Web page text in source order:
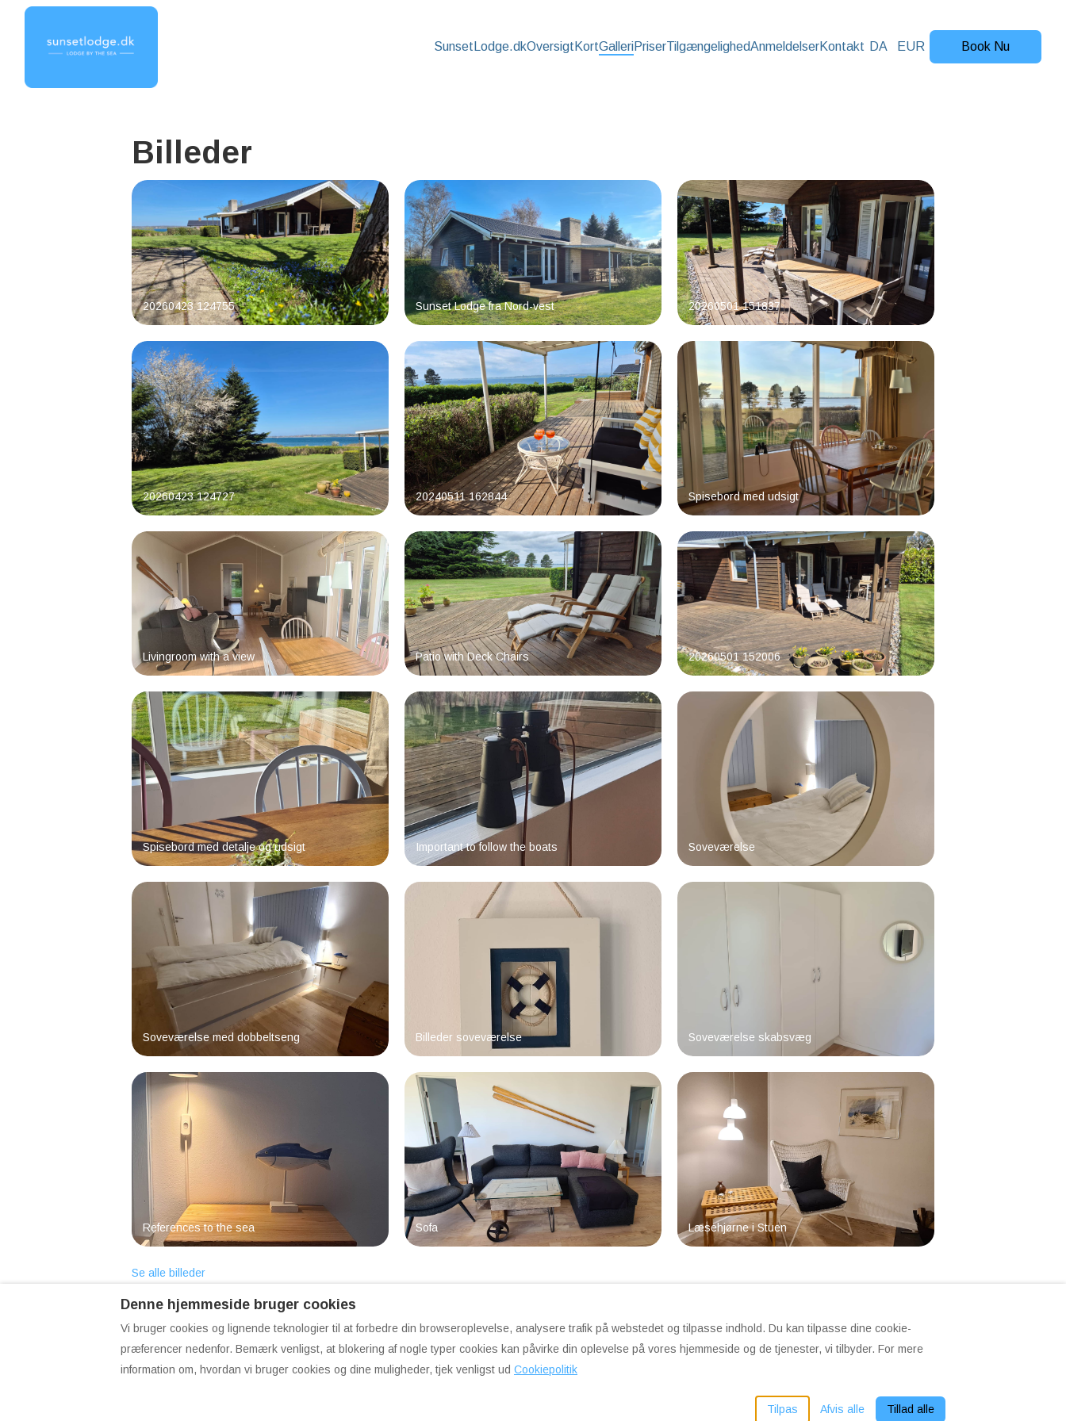
SunsetLodge.dkOversigt KortGalleriPriserTilgængelighedAnmeldelserKontakt DA EUR Book Nu
Billeder
20260423 124755 Sunset Lodge fra Nord-vest 20260501 151837
20260423 124727 20240511 162844 Spisebord med udsigt
Livingroom with a view Patio with Deck Chairs 20260501 152006
Spisebord med detalje og udsigt Important to follow the boats Soveværelse
Soveværelse med dobbeltseng Billeder soveværelse Soveværelse skabsvæg
References to the sea Sofa Læsehjørne i Stuen
Se alle billeder
Danish EUR
Alle rettigheder forbeholdes - Drevet af Lodgify
Denne hjemmeside bruger cookies
Vi bruger cookies og lignende teknologier til at forbedre din browseroplevelse, analysere trafik på webstedet og tilpasse indhold. Du kan tilpasse dine cookie-
præferencer nedenfor. Bemærk venligst, at blokering af nogle typer cookies kan påvirke din oplevelse på vores hjemmeside og de tjenester, vi tilbyder. For mere
information om, hvordan vi bruger cookies og dine muligheder, tjek venligst ud Cookiepolitik
Tilpas Afvis alle Tillad alle